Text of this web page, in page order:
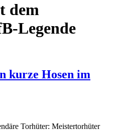
dem
Legende
kurze Hosen im
Torhüter: Meistertorhüter